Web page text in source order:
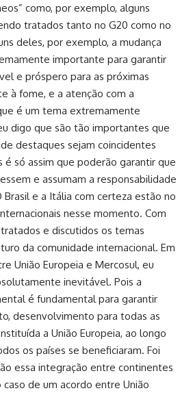
como, por exemplo, alguns
tratados tanto no G20 como no
deles, por exemplo, a mudança
importante para garantir
e próspero para as próximas
à fome, e a atenção com a
é um tema extremamente
digo que são tão importantes que
destaques sejam coincidentes
é só assim que poderão garantir que
e assumam a responsabilidade
e a Itália com certeza estão no
nesse momento. Com
e discutidos os temas
da comunidade internacional. Em
União Europeia e Mercosul, eu
inevitável. Pois a
é fundamental para garantir
desenvolvimento para todas as
a União Europeia, ao longo
os países se beneficiaram. Foi
essa integração entre continentes
de um acordo entre União